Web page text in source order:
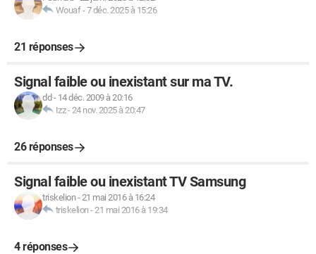
Wouaf-7 déc. 2025 à 15:26
21 réponses
Signal faible ou inexistant sur ma TV.
dd - 14 déc. 2009 à 20:16
Izz-24 nov. 2025 à 20:47
26 réponses
Signal faible ou inexistant TV Samsung
triskelion-21 mai 2016 à 16:24
triskelion-21 mai 2016 à 19:34
4 réponses